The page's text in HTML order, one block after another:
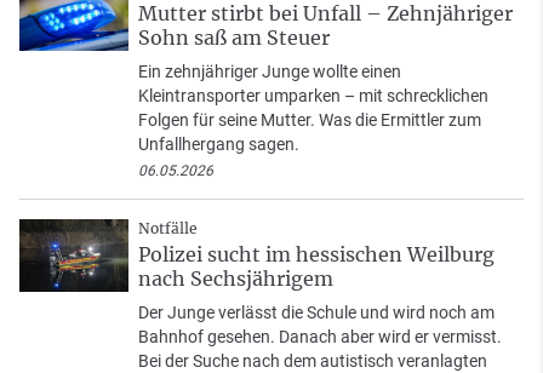
Mutter stirbt bei Unfall – Zehnjähriger
Sohn saß am Steuer
Ein zehnjähriger Junge wollte einen
Kleintransporter umparken – mit schrecklichen
Folgen für seine Mutter. Was die Ermittler zum
Unfallhergang sagen.
06.05.2026
Notfälle
Polizei sucht im hessischen Weilburg
nach Sechsjährigem
Der Junge verlässt die Schule und wird noch am
Bahnhof gesehen. Danach aber wird er vermisst.
Bei der Suche nach dem autistisch veranlagten